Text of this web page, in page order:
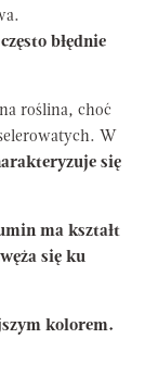
błędnie
roślina, choć
W
się
ma kształt
się ku
kolorem.